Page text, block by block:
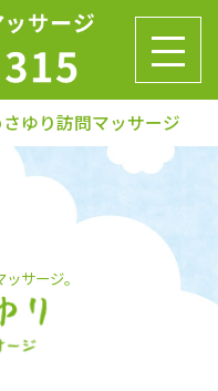
ゆり訪問マッサージ
サージ。